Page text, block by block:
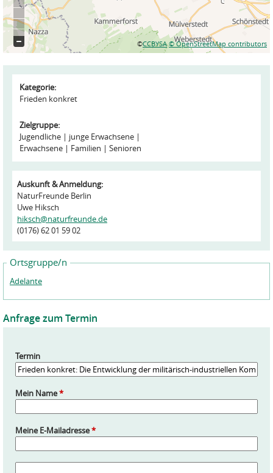
©CCBYSA © OpenStreetMap contributors
Kategorie:
Frieden konkret
Zielgruppe:
Jugendliche
junge Erwachsene
Erwachsene
Familien Senioren
Auskunft & Anmeldung:
NaturFreunde Berlin
Uwe Hiksch
hiksch@naturfreunde.de
(0176) 62 01 59 02
Ortsgruppe/n
Adelante
Anfrage zum Termin
Termin
Mein Name*
Meine E-Mailadresse*